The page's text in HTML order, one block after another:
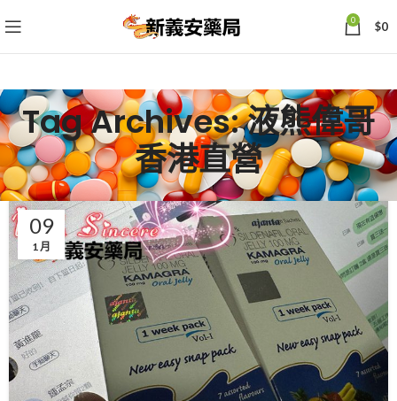
0 $0
Tag Archives: 液熊偉哥
香港直營
09
1 月